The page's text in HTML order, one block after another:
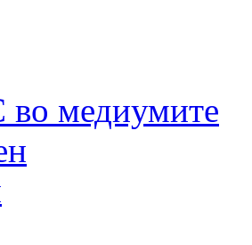
медиумите